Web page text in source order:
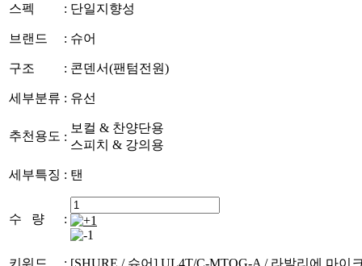
스펙 : 단일지향성
브랜드 : 슈어
구조 : 콘덴서(팬텀전원)
세부분류 : 유선
추천용도 :
보컬 & 찬양단용
스피치 & 강의용
세부특징 : 탠
수 량 :
키워드 : [SHURE / 슈어] UL4T/C-MTQG-A / 라발리에 마이